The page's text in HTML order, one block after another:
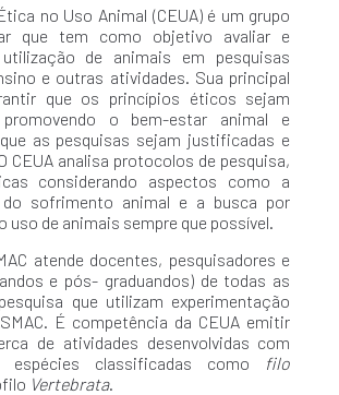
no Uso Animal (CEUA) é um grupo
que tem como objetivo avaliar e
de animais em pesquisas
e outras atividades. Sua principal
que os princípios éticos sejam
promovendo o bem-estar animal e
as pesquisas sejam justificadas e
CEUA analisa protocolos de pesquisa,
considerando aspectos como a
do sofrimento animal e a busca por
uso de animais sempre que possível.
atende docentes, pesquisadores e
e pós- graduandos) de todas as
que utilizam experimentação
. É competência da CEUA emitir
de atividades desenvolvidas com
espécies classificadas como filo
Vertebrata.